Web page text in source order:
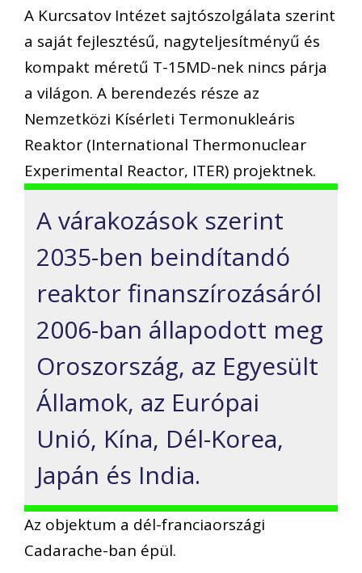
A Kurcsatov Intézet sajtószolgálata szerint
a saját fejlesztésű, nagyteljesítményű és
kompakt méretű T-15MD-nek nincs párja
a világon. A berendezés része az
Nemzetközi Kísérleti Termonukleáris
Reaktor (International Thermonuclear
Experimental Reactor, ITER) projektnek.
A várakozások szerint
2035-ben beindítandó
reaktor finanszírozásáról
2006-ban állapodott meg
Oroszország, az Egyesült
Államok, az Európai
Unió, Kína, Dél-Korea,
Japán és India.
Az objektum a dél-franciaországi
Cadarache-ban épül.